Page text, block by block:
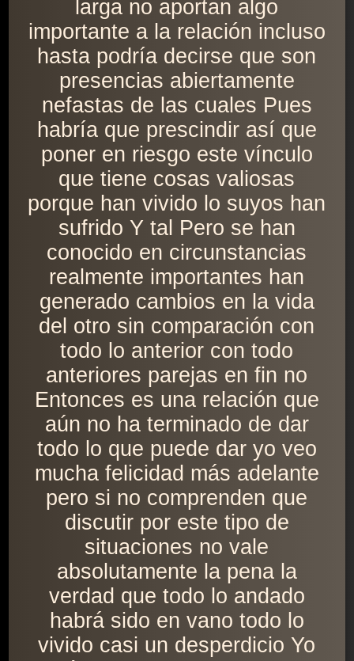
larga no aportan algo
importante a la relación incluso
hasta podría decirse que son
presencias abiertamente
nefastas de las cuales Pues
habría que prescindir así que
poner en riesgo este vínculo
que tiene cosas valiosas
porque han vivido lo suyos han
sufrido Y tal Pero se han
conocido en circunstancias
realmente importantes han
generado cambios en la vida
del otro sin comparación con
todo lo anterior con todo
anteriores parejas en fin no
Entonces es una relación que
aún no ha terminado de dar
todo lo que puede dar yo veo
mucha felicidad más adelante
pero si no comprenden que
discutir por este tipo de
situaciones no vale
absolutamente la pena la
verdad que todo lo andado
habrá sido en vano todo lo
vivido casi un desperdicio Yo